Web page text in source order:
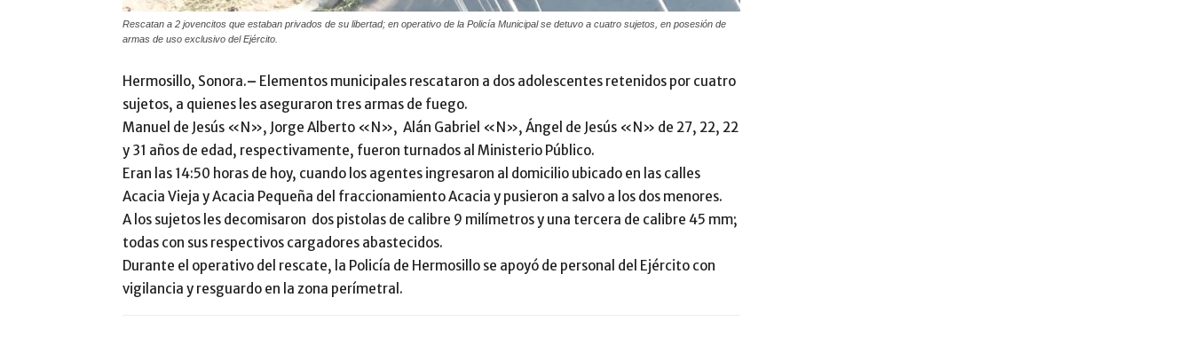
Rescatan a 2 jovencitos que estaban privados de su libertad; en operativo de la Policía Municipal se detuvo a cuatro sujetos, en posesión de
armas de uso exclusivo del Ejército.
Hermosillo, Sonora.– Elementos municipales rescataron a dos adolescentes retenidos por cuatro
sujetos, a quienes les aseguraron tres armas de fuego.
Manuel de Jesús «N», Jorge Alberto «N», Alán Gabriel «N», Ángel de Jesús «N» de 27, 22, 22
y 31 años de edad, respectivamente, fueron turnados al Ministerio Público.
Eran las 14:50 horas de hoy, cuando los agentes ingresaron al domicilio ubicado en las calles
Acacia Vieja y Acacia Pequeña del fraccionamiento Acacia y pusieron a salvo a los dos menores.
A los sujetos les decomisaron dos pistolas de calibre 9 milímetros y una tercera de calibre 45 mm;
todas con sus respectivos cargadores abastecidos.
Durante el operativo del rescate, la Policía de Hermosillo se apoyó de personal del Ejército con
vigilancia y resguardo en la zona perímetral.